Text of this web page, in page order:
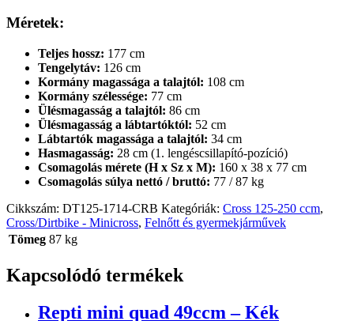
Méretek:
Teljes hossz: 177 cm
Tengelytáv: 126 cm
Kormány magassága a talajtól: 108 cm
Kormány szélessége: 77 cm
Ülésmagasság a talajtól: 86 cm
Ülésmagasság a lábtartóktól: 52 cm
Lábtartók magassága a talajtól: 34 cm
Hasmagasság: 28 cm (1. lengéscsillapító-pozíció)
Csomagolás mérete (H x Sz x M): 160 x 38 x 77 cm
Csomagolás súlya nettó / bruttó: 77 / 87 kg
Cikkszám: DT125-1714-CRB Kategóriák: Cross 125-250 ccm,
Cross/Dirtbike - Minicross, Felnőtt és gyermekjárművek
Tömeg 87 kg
Kapcsolódó termékek
Repti mini quad 49ccm – Kék